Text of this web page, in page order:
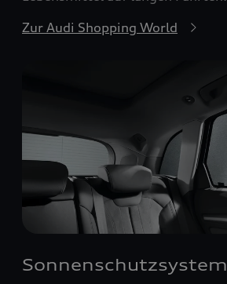
Zur Audi Shopping World
Sonnenschutzsystem